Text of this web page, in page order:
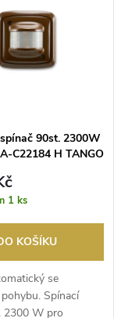
90st. 2300W
C22184 H TANGO
1 ks
KOŠÍKU
se
Spínací
2300 W pro